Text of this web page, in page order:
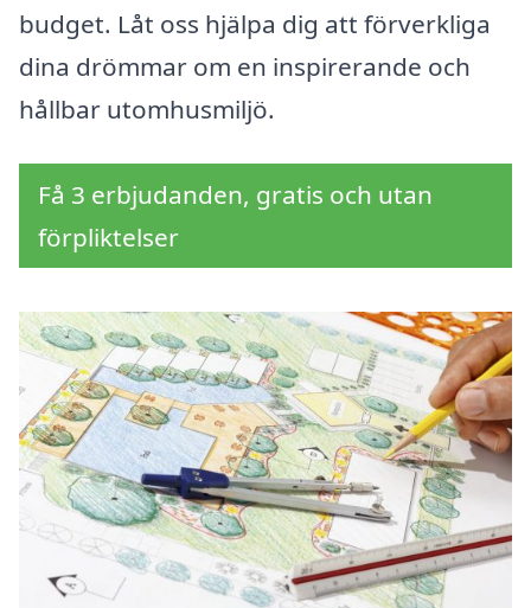
budget. Låt oss hjälpa dig att förverkliga
dina drömmar om en inspirerande och
hållbar utomhusmiljö.
Få 3 erbjudanden, gratis och utan
förpliktelser